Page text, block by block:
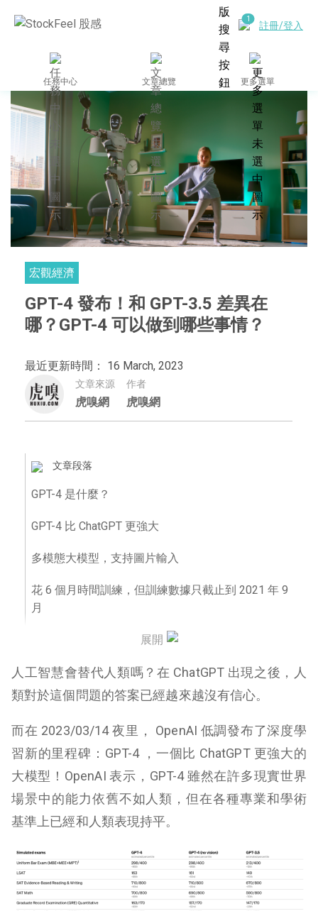
註冊/登入
任務中心 文章總覽 更多選單
宏觀經濟
GPT-4 發布！和 GPT-3.5 差異在
哪？GPT-4 可以做到哪些事情？
最近更新時間： 16 March, 2023
文章來源
虎嗅網
作者
虎嗅網
文章段落
GPT-4 是什麼？
GPT-4 比 ChatGPT 更強大
多模態大模型，支持圖片輸入
花 6 個月時間訓練，但訓練數據只截止到 2021 年 9
月
GPT-4 結論
展開
人工智慧會替代人類嗎？在 ChatGPT 出現之後，人
類對於這個問題的答案已經越來越沒有信心。
而在 2023/03/14 夜里， OpenAI 低調發布了深度學
習新的里程碑：GPT-4 ，一個比 ChatGPT 更強大的
大模型！OpenAI 表示，GPT-4 雖然在許多現實世界
場景中的能力依舊不如人類，但在各種專業和學術
基準上已經和人類表現持平。